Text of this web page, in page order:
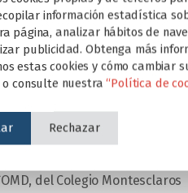
de contar con la visita
de la Fuente, jefa de los
junto a Don Carlos
del Colegio Montesclaros
información estadística
página, analizar hábitos de
publicidad. Obtenga más
estas cookies y cómo cambiar
o consulte nuestra“Política de
Rechazar